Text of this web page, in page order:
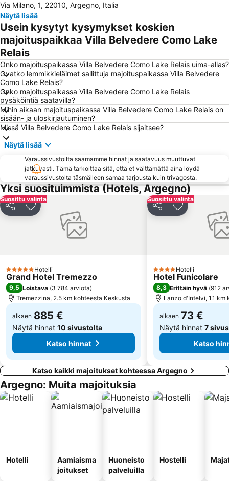
Lago di Varese
Stazione Monza
Rho Fiera Metro Station
Affori
Piazza Vecchia
Duomo
Lampugnano
Funicolare di Città Alta
Villa del Balbianello
Lido Villa Olmo
Main station Lugano
Terme di San Pellegrino
Expo Milano
Teatro degli Arcimboldi
Castello di San Vigilio
Campo dei Fiori
Lido di Lenno
Funicolare Como-Brunate
Aero Club Como
Piani di Bobbio - Valtorta
Bignami Metro Station
Bicocca
Cittadella
Gorgonzola Metro Station
Via Vittorio Emanuele II
Breganzona
Lugano Airport
Minitalia Leolandia Park
Basilica di Santa Maria Maggiore
Via Milano, 1, 22010, Argegno, Italia
Näytä lisää
Usein kysytyt kysymykset koskien
majoituspaikkaa Villa Belvedere Como Lake
Relais
Onko majoituspaikassa Villa Belvedere Como Lake Relais uima-allas?
Ovatko lemmikkieläimet sallittuja majoituspaikassa Villa Belvedere
Como Lake Relais?
Onko majoituspaikassa Villa Belvedere Como Lake Relais
pysäköintiä saatavilla?
Mihin aikaan majoituspaikassa Villa Belvedere Como Lake Relais on
sisään- ja uloskirjautuminen?
Missä Villa Belvedere Como Lake Relais sijaitsee?
Näytä lisää
Varaussivustoilta saamamme hinnat ja saatavuus muuttuvat
jatkuvasti. Tämä tarkoittaa sitä, että et välttämättä aina löydä
varaussivustolta täsmälleen samaa tarjousta kuin trivagosta.
Yksi suosituimmista (Hotels, Argegno)
Suosittu valinta
Jaa Lisää suosikkeihin
5 Tähtiluokitus
Hotelli
Grand Hotel Tremezzo
9,5 Loistava (3 784 arviota)
Tremezzina, 2.5 km kohteesta Keskusta
alkaen 885 €
Näytä hinnat 10 sivustolta
Katso hinnat
Suosittu valinta
Jaa Lisää
4 Tähtiluokitus
Hotelli
Hotel Funicolare
8,3 Erittäin hyvä (912
Lanzo d'Intelvi, 1.1
alkaen 73 €
Näytä hinnat 7
Katso
Katso kaikki majoitukset kohteessa Argegno
Argegno: Muita majoituksia
Hotelli
Aamiaisma
joitukset
Huoneisto
palveluilla
Hostelli